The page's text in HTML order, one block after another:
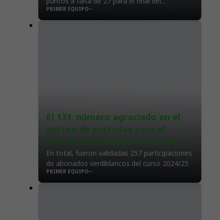
campeonato 2024/25
PRIMER EQUIPO
El 131, número agraciado en el
sorteo de entradas para el
partido del Racing en el Ciutat
de Valencia
En total, fueron validadas 257 participaciones
de abonados verdiblancos del curso 2024/25
PRIMER EQUIPO